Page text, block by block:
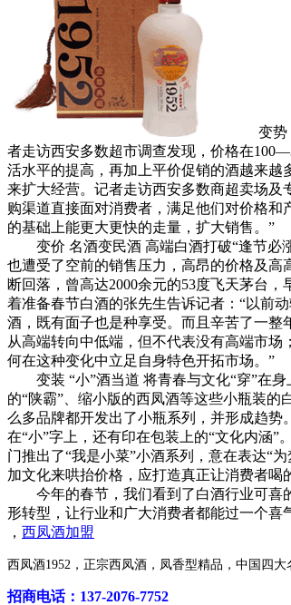
变势 百
者走访西安多数超市调查发现，价格在
活水平的提高，再加上平价促销的酒越来
来扩大经营。记者走访西安多数商超卖场及
购渠道直接面对消费者，满足他们对价格
的基础上能更大更快的走量，扩大销售。”
变价 名酒变民酒 高端白酒打破“逢节必涨
也遭受了空前的销售压力，高昂的价格及
断回落，曾高达2000余元的53度飞天茅台
着准备春节白酒的张先生告诉记者：“以前
酒，既有面子也是种享受。而且辛苦了一整
从高端转向中低端，但不代表没有高端市
何在这种变化中立足自身特色开拓市场。”
变装 “小”酒当道 将青春与文化“穿”在身
的“陕霸”、缩小版的西凤酒等这些小瓶装
么多品牌都开发出了小瓶系列，并形成趋
在“小”字上，还有印在包装上的“文化内涵
门推出了“我是小菜”小酒系列，意在表达“
加文化来哄抬价格，应打造真正让消费者喝
今年的春节，我们看到了白酒行业可喜的
形转型，让行业和广大消费者都能过一个喜
， 西凤酒加盟
西凤酒1952，正宗西凤酒，凤香型精品，中国四
招商电话：137-2076-7752